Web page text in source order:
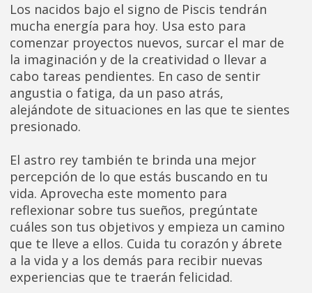
Los nacidos bajo el signo de Piscis tendrán
mucha energía para hoy. Usa esto para
comenzar proyectos nuevos, surcar el mar de
la imaginación y de la creatividad o llevar a
cabo tareas pendientes. En caso de sentir
angustia o fatiga, da un paso atrás,
alejándote de situaciones en las que te sientes
presionado.
El astro rey también te brinda una mejor
percepción de lo que estás buscando en tu
vida. Aprovecha este momento para
reflexionar sobre tus sueños, pregúntate
cuáles son tus objetivos y empieza un camino
que te lleve a ellos. Cuida tu corazón y ábrete
a la vida y a los demás para recibir nuevas
experiencias que te traerán felicidad.